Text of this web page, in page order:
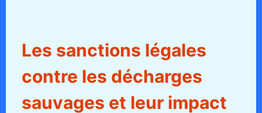
Les sanctions légales
contre les décharges
sauvages et leur impact